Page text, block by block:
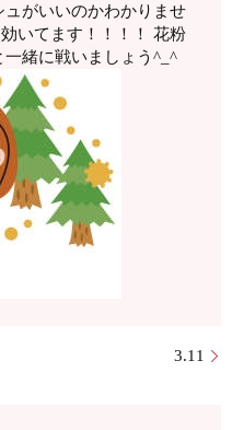
がいいのかわかりませ
いてます！！！！ 花粉
緒に戦いましょう^_^
3.11